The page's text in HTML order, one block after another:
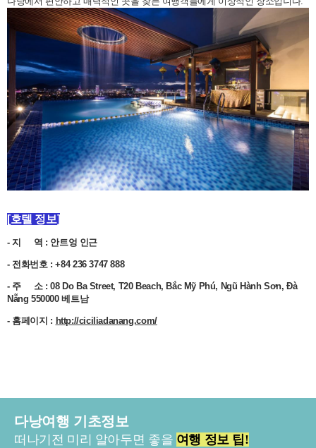
[호텔 정보]
- 지 역 : 안트엉 인근
- 전화번호 : +84 236 3747 888
- 주 소 : 08 Do Ba Street, T20 Beach, Bắc Mỹ Phú, Ngũ Hành Sơn, Đà
Nẵng 550000 베트남
- 홈페이지 : http://ciciliadanang.com/
다낭여행 기초정보
떠나기전 미리 알아두면 좋을 여행 정보 팁!